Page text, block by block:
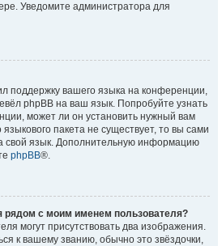
Уведомите администратора для
поддержку вашего языка на конференции,
phpBB на ваш язык. Попробуйте узнать
может ли он установить нужный вам
языкового пакета не существует, то вы сами
свой язык. Дополнительную информацию
phpBB®.
рядом с моим именем пользователя?
могут присутствовать два изображения.
к вашему званию, обычно это звёздочки,